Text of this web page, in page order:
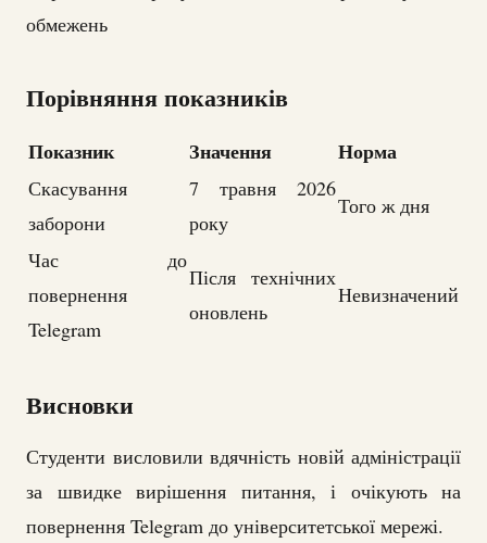
обмежень
Порівняння показників
Показник Значення Норма
Скасування
заборони
7 травня 2026
року
Того ж дня
Час до
повернення
Telegram
Після технічних
оновлень
Невизначений
Висновки
Студенти висловили вдячність новій адміністрації
за швидке вирішення питання, і очікують на
повернення Telegram до університетської мережі.